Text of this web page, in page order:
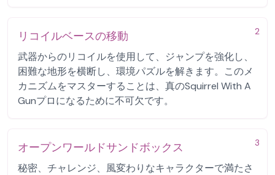
2
リコイルベースの移動
武器からのリコイルを使用して、ジャンプを強化し、
困難な地形を横断し、環境パズルを解きます。このメ
カニズムをマスターすることは、真のSquirrel With A
Gunプロになるために不可欠です。
3
オープンワールドサンドボックス
秘密、チャレンジ、風変わりなキャラクターで満たさ